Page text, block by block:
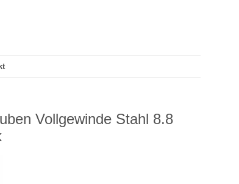
Vollgewinde Stahl 8.8